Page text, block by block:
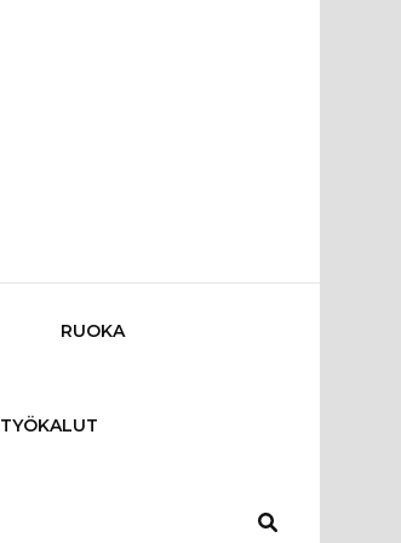
RUOKA
TYÖKALUT